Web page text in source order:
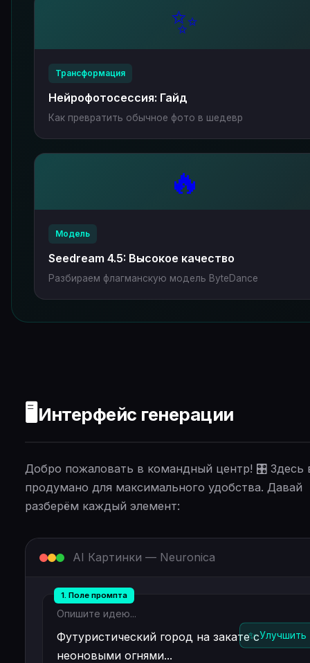
✨
Трансформация
Нейрофотосессия: Гайд
Как превратить обычное фото в шедевр
🔥
Модель
Seedream 4.5: Высокое качество
Разбираем флагманскую модель ByteDance
🖥️ Интерфейс генерации
Добро пожаловать в командный центр! 🎛️ Здесь
продумано для максимального удобства. Давай
разберём каждый элемент:
AI Картинки — Neuronica
Опишите идею...
Футуристический город на закате с
неоновыми огнями...
✨ Улучшить